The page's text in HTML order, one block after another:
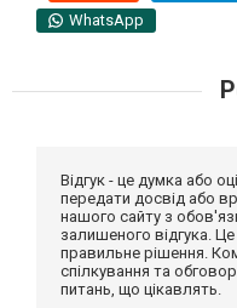
WhatsApp
Відгук - це думка або
передати досвід або
нашого сайту з
залишеного відгука.
правильне рішення.
спілкування та
питань, що цікавлять.